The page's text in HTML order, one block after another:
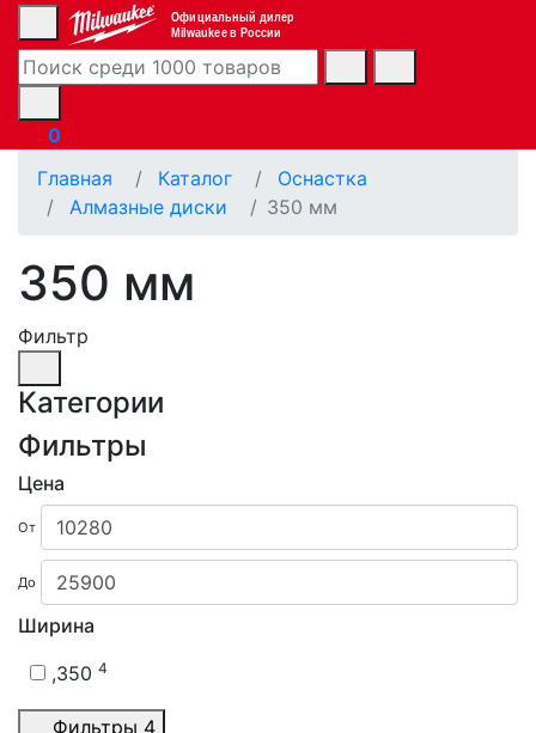
Официальный дилер
Milwaukee в России
0
Главная
Каталог
Оснастка
Алмазные диски
350 мм
350 мм
Фильтр
Категории
Фильтры
Цена
От
До
Ширина
,350 4
Фильтры 4